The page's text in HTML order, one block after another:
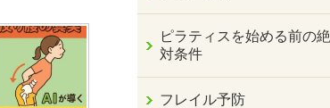
ピラティスを始める前の絶
対条件
フレイル予防